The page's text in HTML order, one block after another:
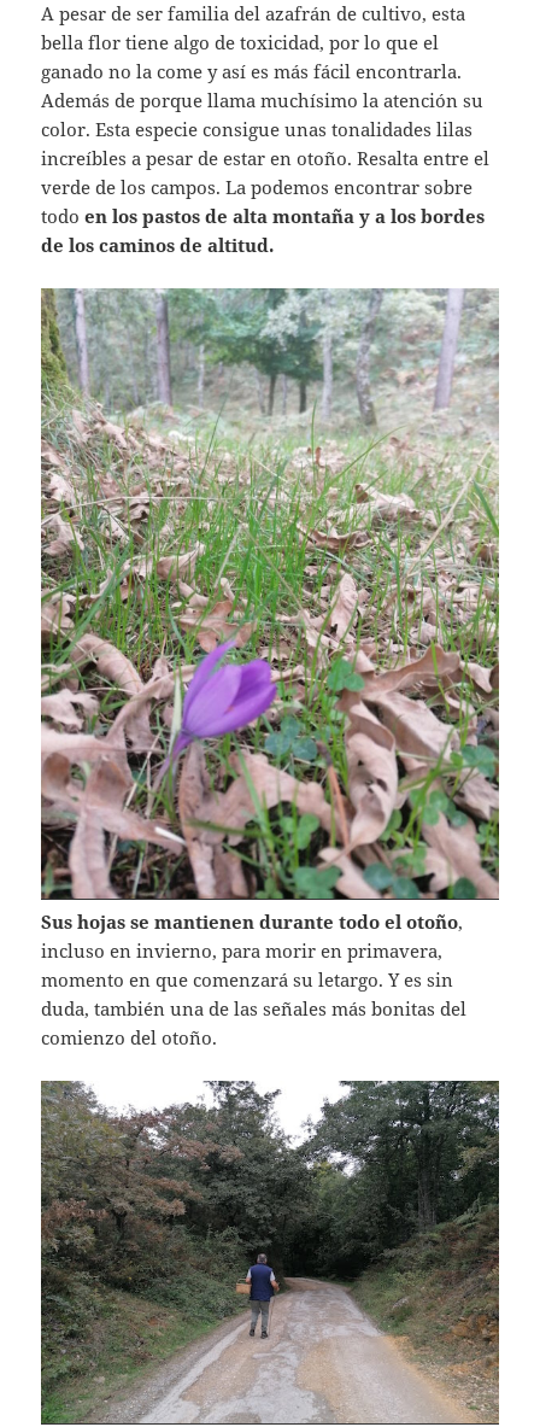
A pesar de ser familia del azafrán de cultivo, esta
bella flor tiene algo de toxicidad, por lo que el
ganado no la come y así es más fácil encontrarla.
Además de porque llama muchísimo la atención su
color. Esta especie consigue unas tonalidades lilas
increíbles a pesar de estar en otoño. Resalta entre el
verde de los campos. La podemos encontrar sobre
todo en los pastos de alta montaña y a los bordes
de los caminos de altitud.
Sus hojas se mantienen durante todo el otoño,
incluso en invierno, para morir en primavera,
momento en que comenzará su letargo. Y es sin
duda, también una de las señales más bonitas del
comienzo del otoño.